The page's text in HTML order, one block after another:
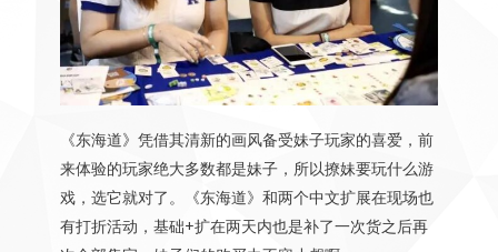
《东海道》凭借其清新的画风备受妹子玩家的喜爱，前
来体验的玩家绝大多数都是妹子，所以撩妹要玩什么游
戏，选它就对了。《东海道》和两个中文扩展在现场也
有打折活动，基础+扩在两天内也是补了一次货之后再